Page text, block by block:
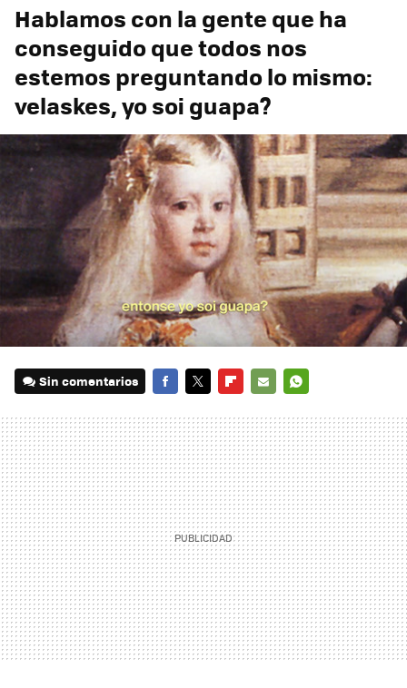
Hablamos con la gente que ha
conseguido que todos nos
estemos preguntando lo mismo:
velaskes, yo soi guapa?
Sin comentarios
MAIL